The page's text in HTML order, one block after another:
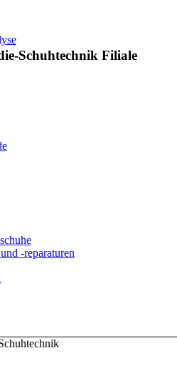
Schuhtechnik Filiale
-reparaturen